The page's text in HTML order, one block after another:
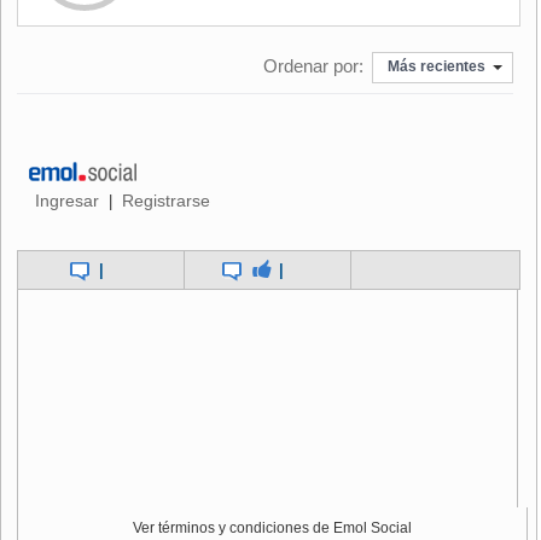
Queda mucho por resolver antes de levantar cabeza y ver
Ordenar por: Más recientes
Ingresar Registrarse
Ver términos y condiciones de Emol Social